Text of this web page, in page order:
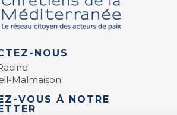
NOUS
Malmaison
VOUS À NOTRE